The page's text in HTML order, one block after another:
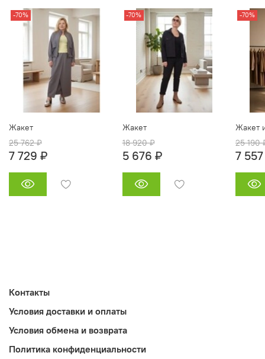
-70%
Жакет
25 762 ₽
7 729 ₽
-70%
Жакет
18 920 ₽
5 676 ₽
-70%
Жакет
25 190
7
Контакты
Условия доставки и оплаты
Условия обмена и возврата
Политика конфиденциальности